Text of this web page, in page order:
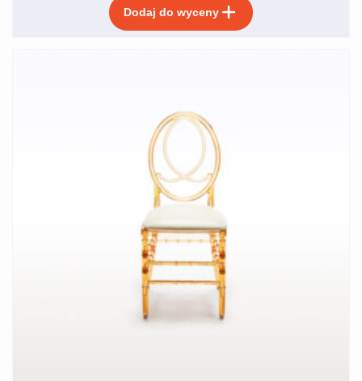
Dodaj do wyceny
produkt
ma
wybrać
stronie
produktu